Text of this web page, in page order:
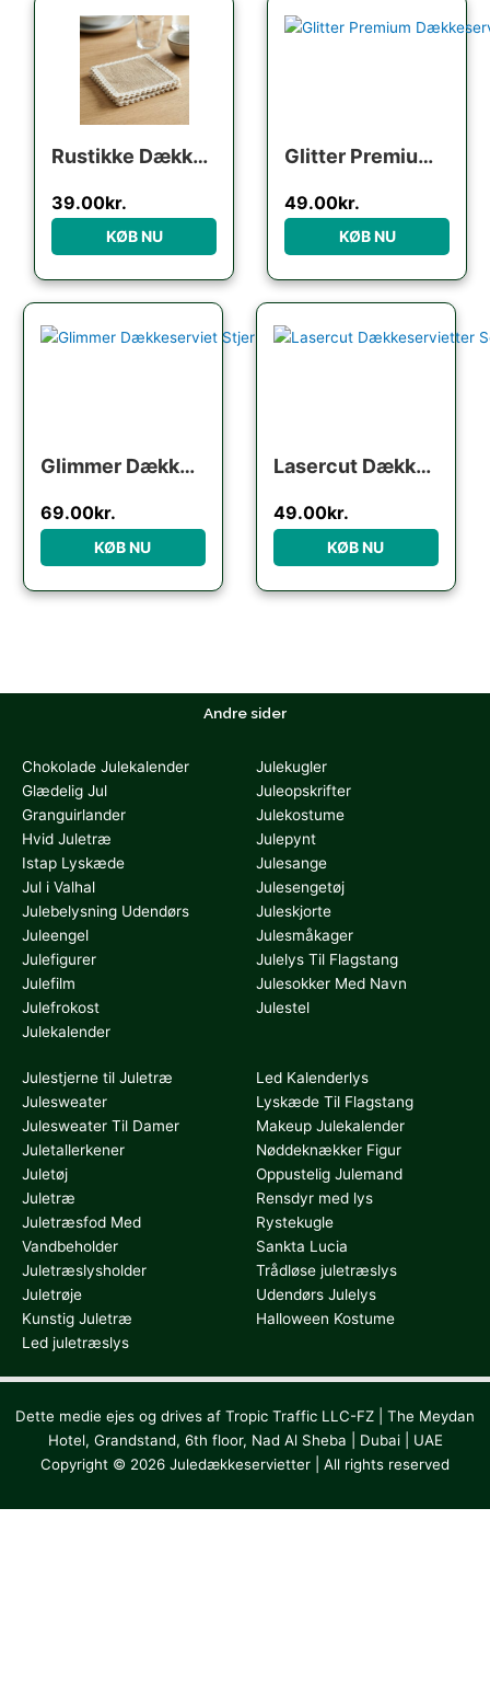
Rustikke Dækkeservietter Jute Natur
39.00kr.
KØB NU
Glitter Premium Dækkeservietter Guld
49.00kr.
KØB NU
Glimmer Dækkeserviet Stjerne Rød
69.00kr.
KØB NU
Lasercut Dækkeservietter Sølv
49.00kr.
KØB NU
Andre sider
Chokolade Julekalender
Glædelig Jul
Granguirlander
Hvid Juletræ
Istap Lyskæde
Jul i Valhal
Julebelysning Udendørs
Juleengel
Julefigurer
Julefilm
Julefrokost
Julekalender
Julekugler
Juleopskrifter
Julekostume
Julepynt
Julesange
Julesengetøj
Juleskjorte
Julesmåkager
Julelys Til Flagstang
Julesokker Med Navn
Julestel
Julestjerne til Juletræ
Julesweater
Julesweater Til Damer
Juletallerkener
Juletøj
Juletræ
Juletræsfod Med
Vandbeholder
Juletræslysholder
Juletrøje
Kunstig Juletræ
Led juletræslys
Led Kalenderlys
Lyskæde Til Flagstang
Makeup Julekalender
Nøddeknækker Figur
Oppustelig Julemand
Rensdyr med lys
Rystekugle
Sankta Lucia
Trådløse juletræslys
Udendørs Julelys
Halloween Kostume
Dette medie ejes og drives af Tropic Traffic LLC-FZ | The Meydan
Hotel, Grandstand, 6th floor, Nad Al Sheba | Dubai | UAE
Copyright © 2026 Juledækkeservietter | All rights reserved